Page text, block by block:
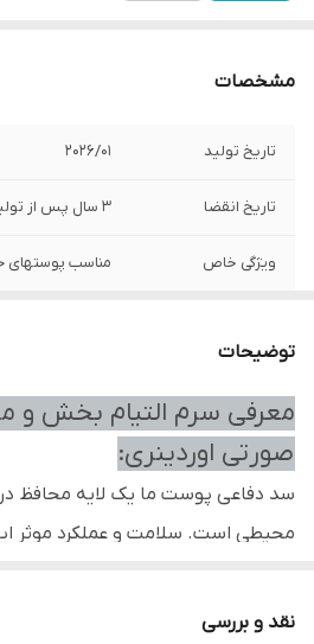
مشخصات
تاریخ تولید 2026/01
تاریخ انقضا 3 سال پس از تولید
ویژگی خاص مناسب پوستهای
توضیحات
معرفی سرم التیام بخش و
صورتی اوردینری:
سد دفاعی پوست ما یک لایه محافظ
محیطی است. سلامت و عملکرد موثر
دفاعی با مشکلاتی نظیر حساسیت،
نقد و بررسی